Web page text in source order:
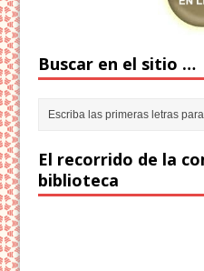
Buscar en el sitio …
El recorrido de la
biblioteca